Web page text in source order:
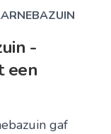
-
een
gaf